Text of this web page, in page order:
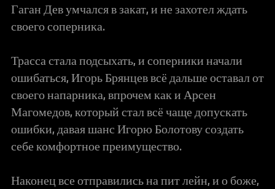
Гаган Дев умчался в закат, и не захотел ждать
своего соперника.
Трасса стала подсыхать, и соперники начали
ошибаться, Игорь Брянцев всё дальше оставал от
своего напарника, впрочем как и Арсен
Магомедов, который стал всё чаще допускать
ошибки, давая шанс Игорю Болотову создать
себе комфортное преимущество.
Наконец все отправились на пит лейн, и о боже,